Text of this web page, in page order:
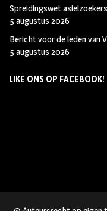
Spreidingswet
5 augustus 2026
Bericht voor de leden van
5 augustus 2026
LIKE ONS OP FACEBOOK!